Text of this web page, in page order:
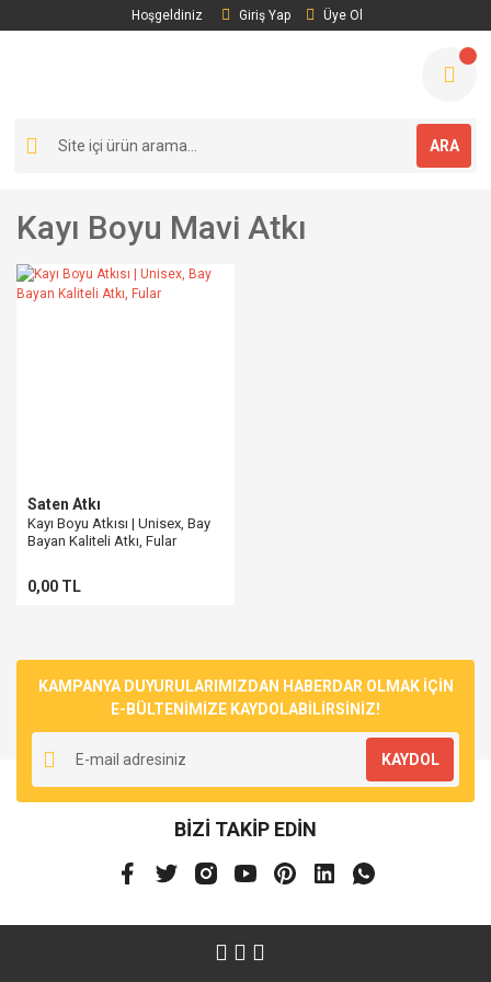
Hoşgeldiniz Giriş Yap Üye Ol
ARA
Kayı Boyu Mavi Atkı
Saten Atkı
Kayı Boyu Atkısı | Unisex, Bay
Bayan Kaliteli Atkı, Fular
0,00 TL
KAMPANYA DUYURULARIMIZDAN HABERDAR OLMAK İÇİN
E-BÜLTENİMİZE KAYDOLABİLİRSİNİZ!
KAYDOL
BİZİ TAKİP EDİN